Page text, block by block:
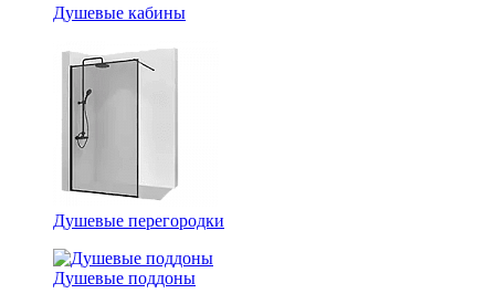
Душевые кабины
Душевые перегородки
Душевые поддоны